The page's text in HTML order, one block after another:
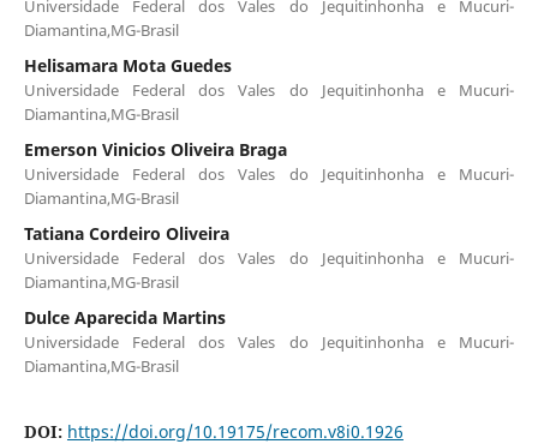
Universidade Federal dos Vales do Jequitinhonha e Mucuri-
Diamantina,MG-Brasil
Helisamara Mota Guedes
Universidade Federal dos Vales do Jequitinhonha e Mucuri-
Diamantina,MG-Brasil
Emerson Vinicios Oliveira Braga
Universidade Federal dos Vales do Jequitinhonha e Mucuri-
Diamantina,MG-Brasil
Tatiana Cordeiro Oliveira
Universidade Federal dos Vales do Jequitinhonha e Mucuri-
Diamantina,MG-Brasil
Dulce Aparecida Martins
Universidade Federal dos Vales do Jequitinhonha e Mucuri-
Diamantina,MG-Brasil
DOI: https://doi.org/10.19175/recom.v8i0.1926